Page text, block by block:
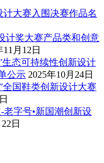
计大赛入围决赛作品名
计奖大赛产品类和创意
11月12日
生态可持续性创新设计
公示 2025年10月24日
全国鞋类创新设计大赛
字号•新国潮创新设
日